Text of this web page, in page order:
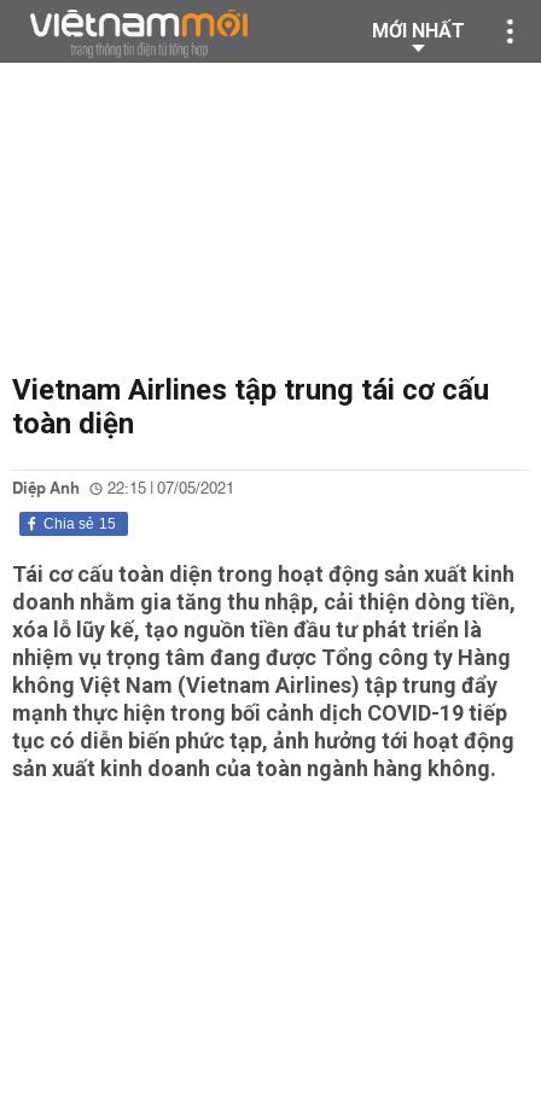
MỚI NHẤT
Vietnam Airlines tập trung tái cơ cấu
toàn diện
Diệp Anh 22:15 | 07/05/2021
15
Chia sẻ
Tái cơ cấu toàn diện trong hoạt động sản xuất kinh
doanh nhằm gia tăng thu nhập, cải thiện dòng tiền,
xóa lỗ lũy kế, tạo nguồn tiền đầu tư phát triển là
nhiệm vụ trọng tâm đang được Tổng công ty Hàng
không Việt Nam (Vietnam Airlines) tập trung đẩy
mạnh thực hiện trong bối cảnh dịch COVID-19 tiếp
tục có diễn biến phức tạp, ảnh hưởng tới hoạt động
sản xuất kinh doanh của toàn ngành hàng không.